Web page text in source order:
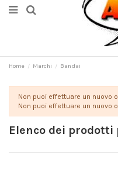
Home Marchi Bandai
Non puoi effettuare un nuovo
Non puoi effettuare un nuovo
Elenco dei